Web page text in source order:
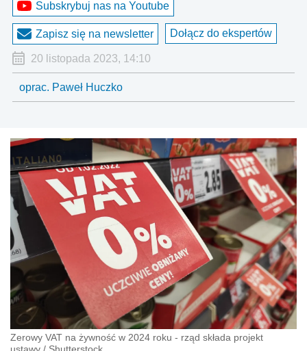
Subskrybuj nas na Youtube
Zapisz się na newsletter Dołącz do ekspertów
20 listopada 2023, 14:10
oprac. Paweł Huczko
Zerowy VAT na żywność w 2024 roku - rząd składa projekt
ustawy / Shutterstock